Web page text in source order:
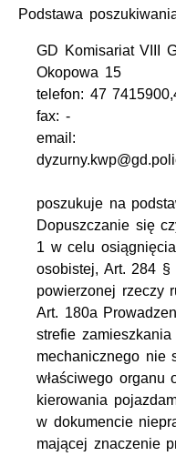
Podstawa
GD Komisariat VIII
Okopowa 15
telefon: 47
fax: -
email:
poszukuje na
Dopuszczanie się
1 w celu
osobistej, Art. 284 §
powierzonej rzeczy
Art. 180a
strefie
mechanicznego nie
właściwego organu
kierowania
w dokumencie
mającej znaczenie